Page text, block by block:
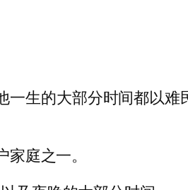
生的大部分时间都以
庭之一。